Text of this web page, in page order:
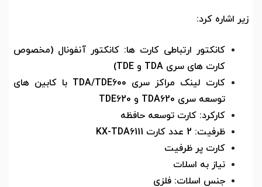
زیر اشاره کرد:
کانکتور ارتباطی کارت ها: کانکتور آنفونال (مخصوص
کارت های سری TDA و TDE
)
کارت لینک مراکز سری TDA/TDE600 با کابین های
توسعه سری TDA620 و TDE620
کارکرد: کارت توسعه حافظه
ظرفیت: 2 عدد کارت
KX-TDA6111
کارت پر ظرفیت
نیاز به اسلات
جنس اسلات: فلزی